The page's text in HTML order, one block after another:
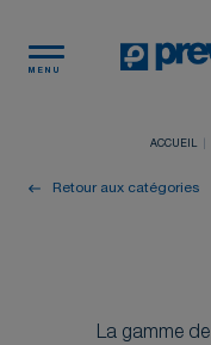
MENU
ACCUEIL
Retour aux catégories
La gamme de